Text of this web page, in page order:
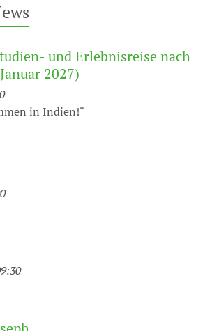
und Erlebnisreise nach
2027)
in Indien!“